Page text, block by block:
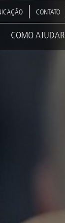
CONTATO
COMO AJUDAR